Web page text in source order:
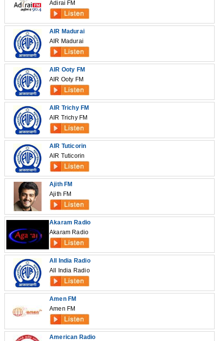
Adirai FM
AIR Madurai
AIR Madurai
AIR Ooty FM
AIR Ooty FM
AIR Trichy FM
AIR Trichy FM
AIR Tuticorin
AIR Tuticorin
Ajith FM
Ajith FM
Akaram Radio
Akaram Radio
All India Radio
All India Radio
Amen FM
Amen FM
American Radio